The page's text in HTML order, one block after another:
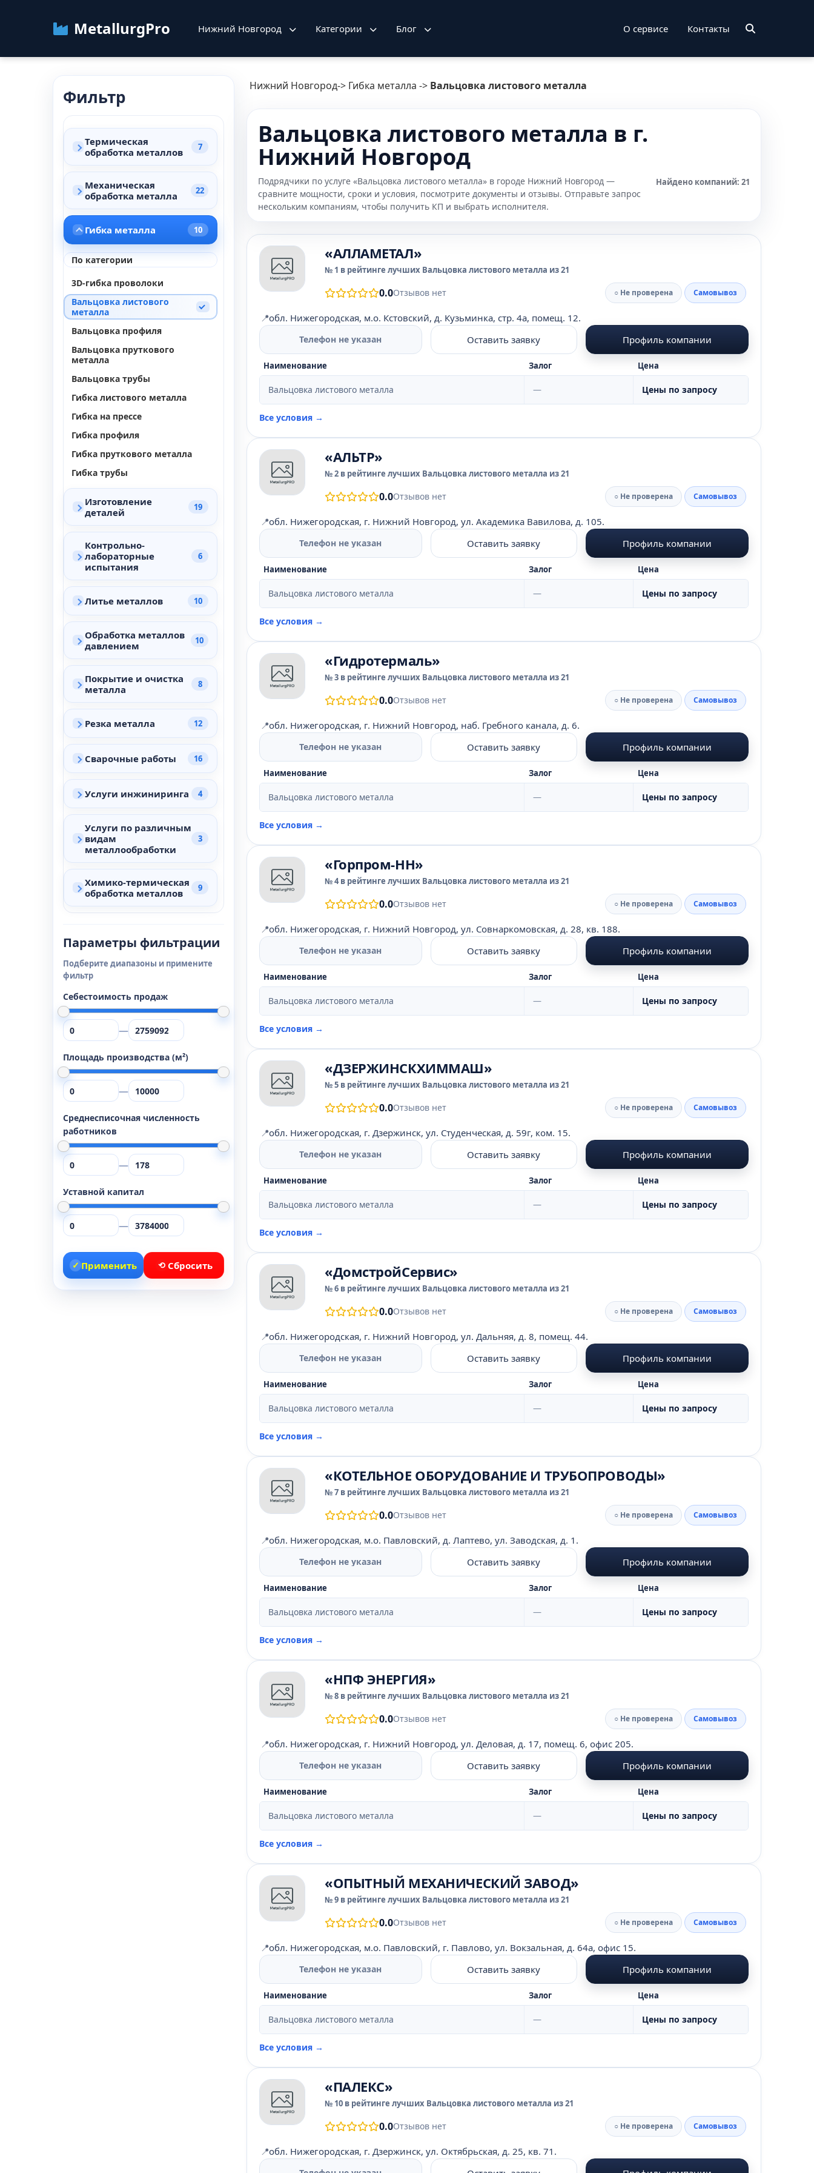
MetallurgPro Нижний Новгород Категории Блог О сервисе Контакты
Фильтр
Термическая
обработка металлов
7
Механическая
обработка металла
22
Гибка металла 10
По категории
3D-гибка проволоки
Вальцовка листового
металла
Вальцовка профиля
Вальцовка пруткового
металла
Вальцовка трубы
Гибка листового металла
Гибка на прессе
Гибка профиля
Гибка пруткового металла
Гибка трубы
Изготовление
деталей
19
Контрольно-
лабораторные
испытания
6
Литье металлов 10
Обработка металлов
давлением
10
Покрытие и очистка
металла
8
Резка металла 12
Сварочные работы 16
Услуги инжиниринга 4
Услуги по различным
видам
металлообработки
3
Химико-термическая
обработка металлов
9
Параметры фильтрации
Подберите диапазоны и примените
фильтр
Себестоимость продаж
—
Площадь производства (м²)
—
Среднесписочная численность
работников
—
Уставной капитал
—
✓ Применить ⟲ Сбросить
Нижний Новгород-> Гибка металла -> Вальцовка листового металла
Вальцовка листового металла в г.
Нижний Новгород
Подрядчики по услуге «Вальцовка листового металла» в городе Нижний Новгород —
сравните мощности, сроки и условия, посмотрите документы и отзывы. Отправьте запрос
нескольким компаниям, чтобы получить КП и выбрать исполнителя.
Найдено компаний: 21
«АЛЛАМЕТАЛ»
№ 1 в рейтинге лучших Вальцовка листового металла из 21
0.0Отзывов нет ○ Не проверена Самовывоз
📍обл. Нижегородская, м.о. Кстовский, д. Кузьминка, стр. 4а, помещ. 12.
Телефон не указан Оставить заявку Профиль компании
Наименование Залог Цена
Вальцовка листового металла — Цены по запросу
Все условия →
«АЛЬТР»
№ 2 в рейтинге лучших Вальцовка листового металла из 21
0.0Отзывов нет ○ Не проверена Самовывоз
📍обл. Нижегородская, г. Нижний Новгород, ул. Академика Вавилова, д. 105.
Телефон не указан Оставить заявку Профиль компании
Наименование Залог Цена
Вальцовка листового металла — Цены по запросу
Все условия →
«Гидротермаль»
№ 3 в рейтинге лучших Вальцовка листового металла из 21
0.0Отзывов нет ○ Не проверена Самовывоз
📍обл. Нижегородская, г. Нижний Новгород, наб. Гребного канала, д. 6.
Телефон не указан Оставить заявку Профиль компании
Наименование Залог Цена
Вальцовка листового металла — Цены по запросу
Все условия →
«Горпром-НН»
№ 4 в рейтинге лучших Вальцовка листового металла из 21
0.0Отзывов нет ○ Не проверена Самовывоз
📍обл. Нижегородская, г. Нижний Новгород, ул. Совнаркомовская, д. 28, кв. 188.
Телефон не указан Оставить заявку Профиль компании
Наименование Залог Цена
Вальцовка листового металла — Цены по запросу
Все условия →
«ДЗЕРЖИНСКХИММАШ»
№ 5 в рейтинге лучших Вальцовка листового металла из 21
0.0Отзывов нет ○ Не проверена Самовывоз
📍обл. Нижегородская, г. Дзержинск, ул. Студенческая, д. 59г, ком. 15.
Телефон не указан Оставить заявку Профиль компании
Наименование Залог Цена
Вальцовка листового металла — Цены по запросу
Все условия →
«ДомстройСервис»
№ 6 в рейтинге лучших Вальцовка листового металла из 21
0.0Отзывов нет ○ Не проверена Самовывоз
📍обл. Нижегородская, г. Нижний Новгород, ул. Дальняя, д. 8, помещ. 44.
Телефон не указан Оставить заявку Профиль компании
Наименование Залог Цена
Вальцовка листового металла — Цены по запросу
Все условия →
«КОТЕЛЬНОЕ ОБОРУДОВАНИЕ И ТРУБОПРОВОДЫ»
№ 7 в рейтинге лучших Вальцовка листового металла из 21
0.0Отзывов нет ○ Не проверена Самовывоз
📍обл. Нижегородская, м.о. Павловский, д. Лаптево, ул. Заводская, д. 1.
Телефон не указан Оставить заявку Профиль компании
Наименование Залог Цена
Вальцовка листового металла — Цены по запросу
Все условия →
«НПФ ЭНЕРГИЯ»
№ 8 в рейтинге лучших Вальцовка листового металла из 21
0.0Отзывов нет ○ Не проверена Самовывоз
📍обл. Нижегородская, г. Нижний Новгород, ул. Деловая, д. 17, помещ. 6, офис 205.
Телефон не указан Оставить заявку Профиль компании
Наименование Залог Цена
Вальцовка листового металла — Цены по запросу
Все условия →
«ОПЫТНЫЙ МЕХАНИЧЕСКИЙ ЗАВОД»
№ 9 в рейтинге лучших Вальцовка листового металла из 21
0.0Отзывов нет ○ Не проверена Самовывоз
📍обл. Нижегородская, м.о. Павловский, г. Павлово, ул. Вокзальная, д. 64а, офис 15.
Телефон не указан Оставить заявку Профиль компании
Наименование Залог Цена
Вальцовка листового металла — Цены по запросу
Все условия →
«ПАЛЕКС»
№ 10 в рейтинге лучших Вальцовка листового металла из 21
0.0Отзывов нет ○ Не проверена Самовывоз
📍обл. Нижегородская, г. Дзержинск, ул. Октябрьская, д. 25, кв. 71.